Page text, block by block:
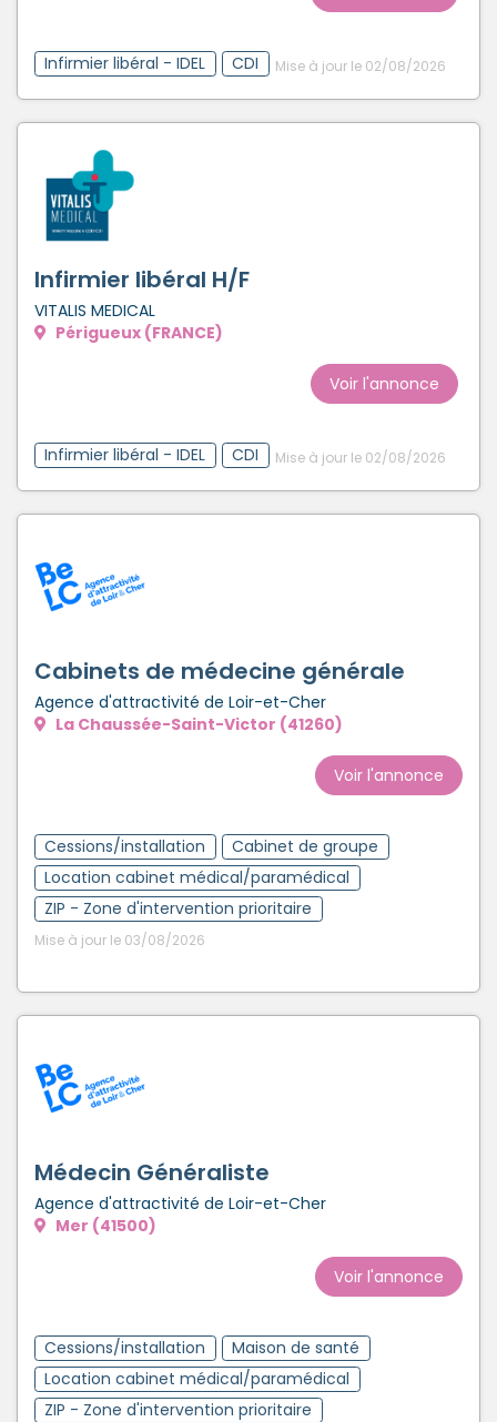
Infirmier libéral - IDEL CDI Mise à jour le 02/08/2026
Infirmier libéral H/F
VITALIS MEDICAL
Périgueux (FRANCE)
Voir l'annonce
Infirmier libéral - IDEL CDI Mise à jour le 02/08/2026
Cabinets de médecine générale
Agence d'attractivité de Loir-et-Cher
La Chaussée-Saint-Victor (41260)
Voir l'annonce
Cessions/installation
Cabinet de groupe
Location cabinet médical/paramédical
ZIP - Zone d'intervention prioritaire
Mise à jour le 03/08/2026
Médecin Généraliste
Agence d'attractivité de Loir-et-Cher
Mer (41500)
Voir l'annonce
Cessions/installation
Maison de santé
Location cabinet médical/paramédical
ZIP - Zone d'intervention prioritaire